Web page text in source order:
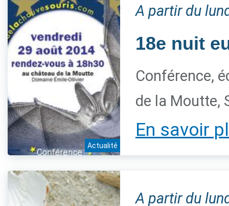
Actualité
A partir du
18e nuit
Conférence,
de la Moutte,
En savoir
A partir du